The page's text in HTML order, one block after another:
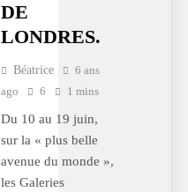
DE
LONDRES.
Béatrice
6 ans
ago
6 1 mins
Du 10 au 19 juin,
sur la « plus belle
avenue du monde »,
les Galeries